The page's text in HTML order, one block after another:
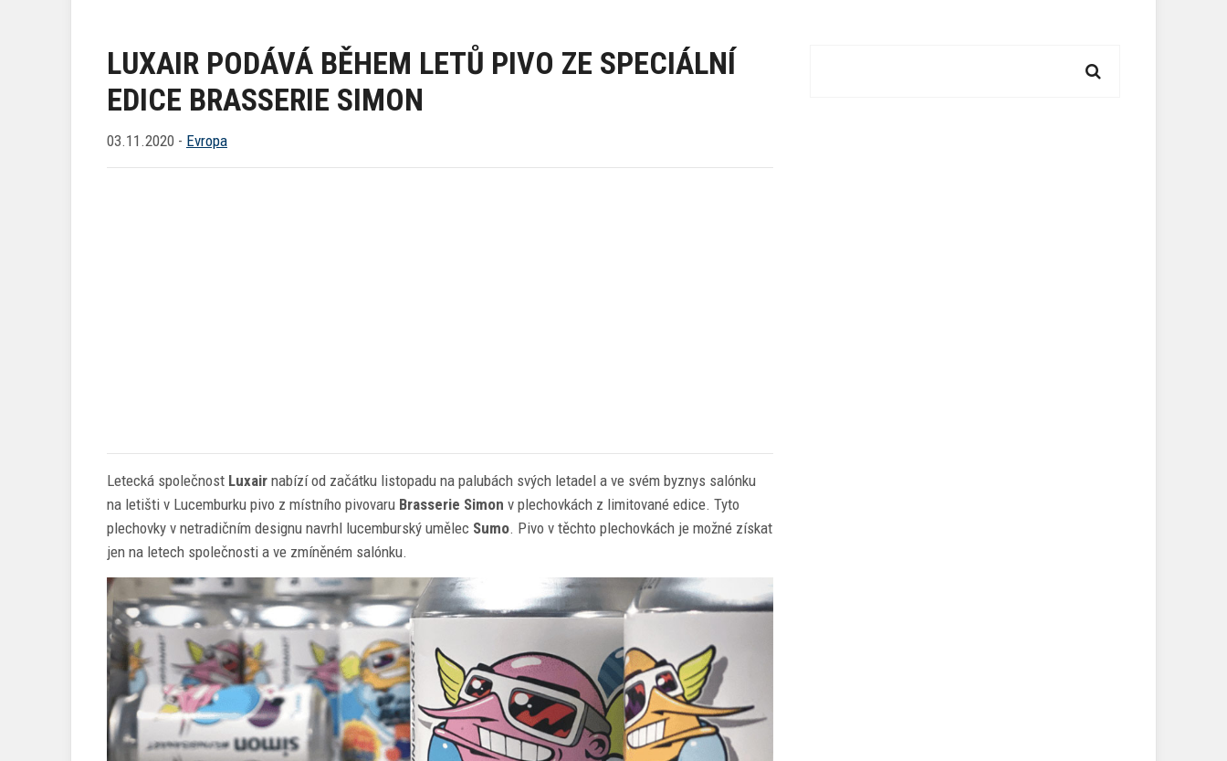
LUXAIR PODÁVÁ BĚHEM LETŮ PIVO ZE SPECIÁLNÍ
EDICE BRASSERIE SIMON
03.11.2020 - Evropa
Letecká společnost Luxair nabízí od začátku listopadu na palubách svých letadel a ve svém byznys salónku
na letišti v Lucemburku pivo z místního pivovaru Brasserie Simon v plechovkách z limitované edice. Tyto
plechovky v netradičním designu navrhl lucemburský umělec Sumo. Pivo v těchto plechovkách je možné získat
jen na letech společnosti a ve zmíněném salónku.